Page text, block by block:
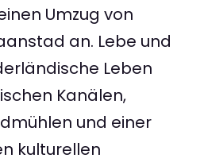
Umzug von
an. Lebe und
Leben
Kanälen,
und einer
kulturellen